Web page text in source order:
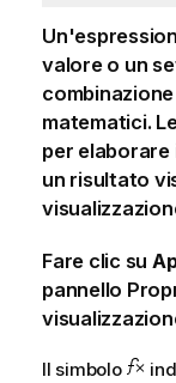
valore o un
matematici.
per elaborare
un risultato
Fare clic su
pannello
Il simbolo